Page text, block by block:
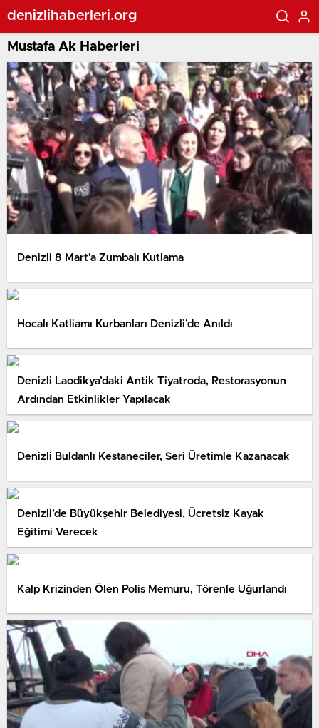
denizlihaberleri.org
Mustafa Ak Haberleri
Denizli 8 Mart’a Zumbalı Kutlama
Hocalı Katliamı Kurbanları Denizli’de Anıldı
Denizli Laodikya’daki Antik Tiyatroda, Restorasyonun
Ardından Etkinlikler Yapılacak
Denizli Buldanlı Kestaneciler, Seri Üretimle Kazanacak
Denizli’de Büyükşehir Belediyesi, Ücretsiz Kayak
Eğitimi Verecek
Kalp Krizinden Ölen Polis Memuru, Törenle Uğurlandı